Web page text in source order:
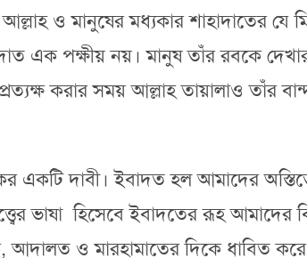
আল্লাহ ও মানুষের মধ্যকার শাহাদাতের
এক পক্ষীয় নয়। মানুষ তাঁর রবকে
করার সময় আল্লাহ তায়ালাও তাঁর
দাবী। ইবাদত হল আমাদের
ভাষা হিসেবে ইবাদতের রূহ
ও মারহামাতের দিকে ধাবিত